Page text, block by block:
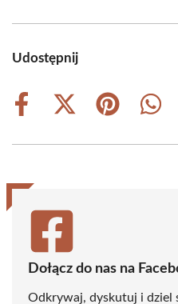
Udostępnij
Share
Share
(Twitter)
Share
Share
Dołącz do nas na
Odkrywaj, dyskutuj i dziel